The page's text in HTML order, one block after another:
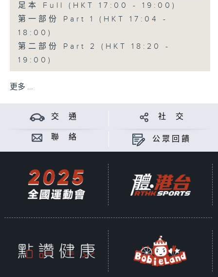
足本 Full (HKT 17:00 - 19:00)
第一部份 Part 1 (HKT 17:04 -
18:00)
第二部份 Part 2 (HKT 18:20 -
19:00)
更多 ...
交 通 社 交
聯 絡 公眾回饋